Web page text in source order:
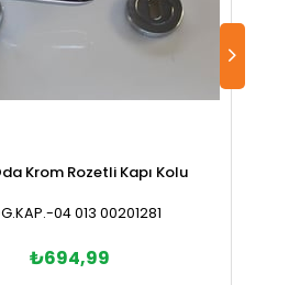
Krom Rozetli Kapı Kolu
04 013 00201281
₺694,99